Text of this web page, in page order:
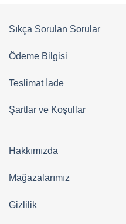
Sıkça Sorulan Sorular
Ödeme Bilgisi
Teslimat İade
Şartlar ve Koşullar
Hakkımızda
Mağazalarımız
Gizlilik